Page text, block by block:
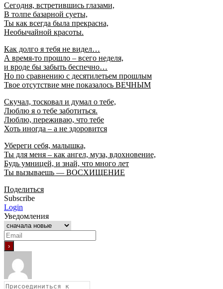
Сегодня, встретившись глазами,
В толпе базарной суеты,
Ты как всегда была прекрасна,
Необычайной красоты.
Как долго я тебя не видел…
А время-то прошло – всего неделя,
и вроде бы забыть беспечно…
Но по сравнению с десятилетьем прошлым
Твое отсутствие мне показалось ВЕЧНЫМ
Скучал, тосковал и думал о тебе,
Люблю я о тебе заботиться.
Люблю, переживаю, что тебе
Хоть иногда – а не здоровится
Убереги себя, малышка,
Ты для меня – как ангел, муза, вдохновение,
Будь умницей, и знай, что много лет
Ты вызываешь — ВОСХИЩЕНИЕ
Поделиться
Subscribe
Login
Уведомления